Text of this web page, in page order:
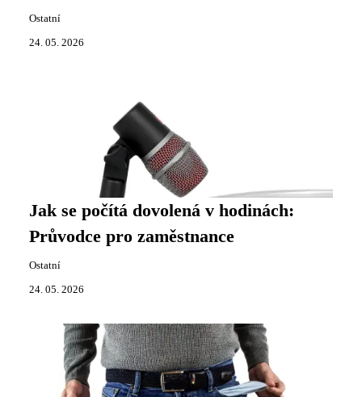
Ostatní
24. 05. 2026
Jak se počítá dovolená v hodinách:
Průvodce pro zaměstnance
Ostatní
24. 05. 2026